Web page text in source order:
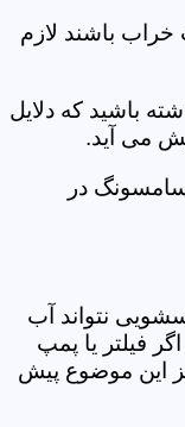
باشند لازم
باشید که دلایل
می آید.
در
نتواند آب
فیلتر یا پمپ
این موضوع پیش